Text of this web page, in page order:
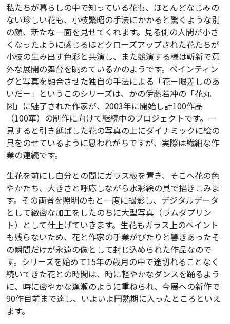
私たちが暮らしの中で知っている花も、ほとんどなじみの
ない珍しい花も、小枝繁昭の手法にかかると驚くような別
の顔、新たな一面を見せてくれます。見る側の人間が小さ
くなったように感じるほどクローズアップされた花たちが
小枝の生み出す色彩と共演し、また競演する様は斬新で意
外な展開の舞台を眺めているかのようです。ペインティン
グと写真を融合させた独自の手法による「花－眼差しのあ
いだ－」というこのシリーズは、かの伊藤若冲の「花丸
図」に魅了された作家が、2003年に開始し計100作品
（100華）の制作に向けて継続中のプロジェクトです。一
見すると引き延ばした花の写真の上にダイナミックに絵の
具をのせているように思われがちですが、実際は繊細な作
業の連続です。
生花を前にし自分との間にガラス板を置き、そこへ花の色
やかたち、大きさと呼応しながら水彩絵の具で描きこみま
す。その両者を照明のもと一度に撮影し、デジタルデータ
として緻密な加工をしたのちに大型写真（ラムダプリン
ト）として仕上げていきます。生花もガラス上のペイント
も残らないため、花と作家の手業がぴたりと響きあったそ
の瞬間だけが永遠の像として封じ込められた作品なので
す。シリーズを始めて15年の歳月の中で途切れることなく
続いてきた花との時間は、時に軽やかなダンスを踊るよう
に、時に密やかな逢瀬のように重ねられ、今展への新作で
90作目前まで達し、いよいよ円熟期に入ったところといえ
ます。